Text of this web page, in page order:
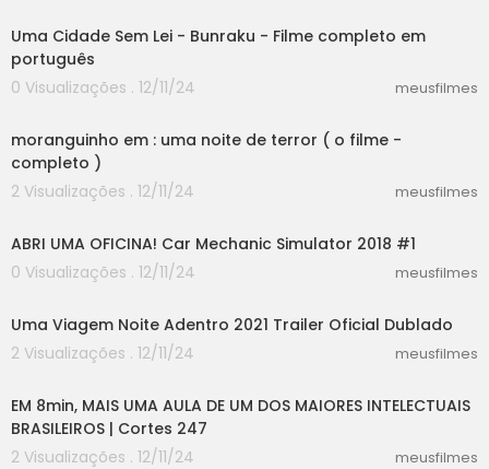
Uma Cidade Sem Lei - Bunraku - Filme completo em
português
0 Visualizações . 12/11/24
meusfilmes
moranguinho em : uma noite de terror ( o filme -
completo )
2 Visualizações . 12/11/24
meusfilmes
ABRI UMA OFICINA! Car Mechanic Simulator 2018 #1
0 Visualizações . 12/11/24
meusfilmes
Uma Viagem Noite Adentro 2021 Trailer Oficial Dublado
2 Visualizações . 12/11/24
meusfilmes
EM 8min, MAIS UMA AULA DE UM DOS MAIORES INTELECTUAIS
BRASILEIROS | Cortes 247
2 Visualizações . 12/11/24
meusfilmes